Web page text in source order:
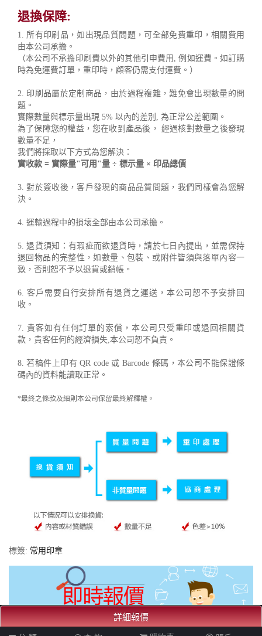
退換保障:
1. 所有印刷品，如出現品質問題，可全部免費重印，相關費用
由本公司承擔。
（本公司不承擔印刷費以外的其他引申費用, 例如運費。如訂購
時為免運費訂單，重印時，顧客仍需支付運費。）
2. 印刷品屬於定制商品，由於過程複雜，難免會出現數量的問
題。
實際數量與標示量出現 5% 以內的差別, 為正常公差範圍。
為了保障您的權益，您在收到產品後， 經過核對數量之後發現
數量不足，
我們將採取以下方式為您解決：
實收款 = 實際量"可用"量 ÷ 標示量 × 印品總價
3. 對於簽收後，客戶發現的商品品質問題，我們同樣會為您解
決。
4. 運輸過程中的損壞全部由本公司承擔。
5. 退貨須知：有瑕疵而欲退貨時，請於七日內提出，並需保持
退回物品的完整性，如數量、包裝、或附件皆須與落單內容一
致，否則恕不予以退貨或銷帳。
6. 客戶需要自行安排所有退貨之運送，本公司恕不予安排回
收。
7. 貴客如有任何訂單的索償，本公司只受重印或退回相關貨
款，貴客任何的經濟損失,本公司恕不負責。
8. 若稿件上印有 QR code 或 Barcode 條碼，本公司不能保證條
碼內的資料能讀取正常。
*最終之條款及細則本公司保留最終解釋權。
標簽: 常用印章
詳細報價